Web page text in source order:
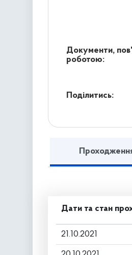
Документи,
роботою:
Поділитись:
Дати та стан
21.10.2021